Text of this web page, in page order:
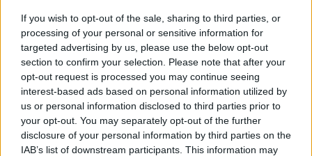
If you wish to opt-out of the sale, sharing to third parties, or
processing of your personal or sensitive information for
targeted advertising by us, please use the below opt-out
section to confirm your selection. Please note that after your
opt-out request is processed you may continue seeing
interest-based ads based on personal information utilized by
us or personal information disclosed to third parties prior to
your opt-out. You may separately opt-out of the further
disclosure of your personal information by third parties on the
IAB’s list of downstream participants. This information may